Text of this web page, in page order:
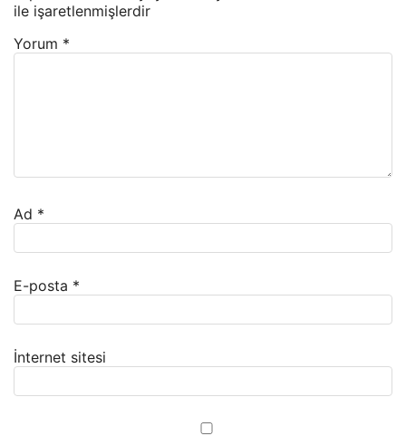
ile işaretlenmişlerdir
Yorum *
Ad *
E-posta *
İnternet sitesi